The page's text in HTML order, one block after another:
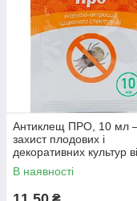
Антиклещ ПРО, 10 мл
захист плодових і
декоративних культур
кліщів
В наявності